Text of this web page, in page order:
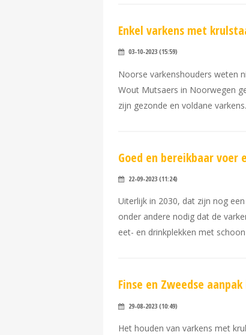
Enkel varkens met
03-10-2023 (15:59)
Noorse varkenshouders weten
Wout Mutsaers in Noorwegen
zijn gezonde en voldane
Goed en bereikbaar
22-09-2023 (11:24)
Uiterlijk in 2030, dat zijn nog
onder andere nodig dat de
eet- en drinkplekken met
Finse en Zweedse
29-08-2023 (10:49)
Het houden van varkens met